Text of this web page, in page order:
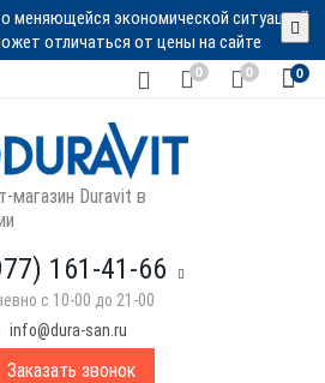
меняющейся экономической ситуацией
отличаться от цены на сайте
0 0 0
магазин Duravit в
161-41-66
с 10-00 до 21-00
info@dura-san.ru
Заказать звонок